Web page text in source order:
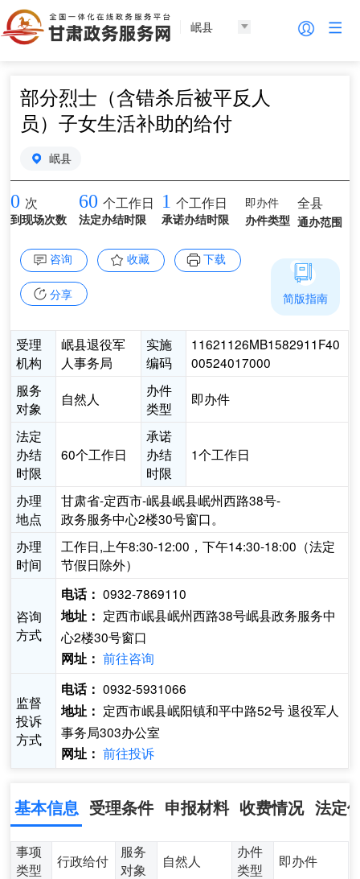
岷县
部分烈士（含错杀后被平反人
员）子女生活补助的给付
岷县
0 次
到现场次数
60 个工作日
法定办结时限
1 个工作日
承诺办结时限
即办件
办件类型
全县
通办范围
咨询 收藏 下载
分享
受理
机构
岷县退役军
人事务局
实施
编码
11621126MB1582911F40
00524017000
服务
对象
自然人
办件
类型
即办件
法定
办结
时限
60个工作日
承诺
办结
时限
1个工作日
办理
地点
甘肃省-定西市-岷县岷县岷州西路38号-
政务服务中心2楼30号窗口。
办理
时间
工作日,上午8:30-12:00，下午14:30-18:00（法定
节假日除外）
咨询
方式
电话： 0932-7869110
地址： 定西市岷县岷州西路38号岷县政务服务中
心2楼30号窗口
网址： 前往咨询
监督
投诉
方式
电话： 0932-5931066
地址： 定西市岷县岷阳镇和平中路52号 退役军人
事务局303办公室
网址： 前往投诉
简版指南
基本信息 受理条件 申报材料 收费情况 法定
事项
类型
行政给付
服务
对象
自然人
办件
类型
即办件